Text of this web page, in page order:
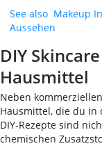
See also Makeup
Aussehen
DIY
Hausmittel
Neben
Hausmittel, die du in
DIY-Rezepte sind
chemischen